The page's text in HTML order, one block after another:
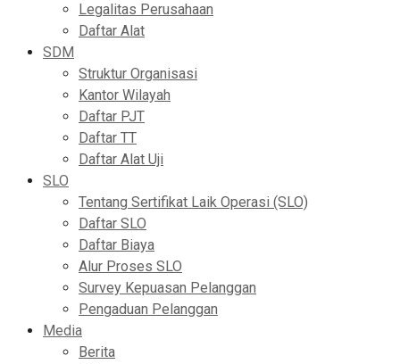
Legalitas Perusahaan
Daftar Alat
SDM
Struktur Organisasi
Kantor Wilayah
Daftar PJT
Daftar TT
Daftar Alat Uji
SLO
Tentang Sertifikat Laik Operasi (SLO)
Daftar SLO
Daftar Biaya
Alur Proses SLO
Survey Kepuasan Pelanggan
Pengaduan Pelanggan
Media
Berita